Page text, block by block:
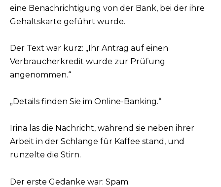
eine Benachrichtigung von der Bank, bei der ihre
Gehaltskarte geführt wurde.
Der Text war kurz: „Ihr Antrag auf einen
Verbraucherkredit wurde zur Prüfung
angenommen.“
„Details finden Sie im Online-Banking.“
Irina las die Nachricht, während sie neben ihrer
Arbeit in der Schlange für Kaffee stand, und
runzelte die Stirn.
Der erste Gedanke war: Spam.